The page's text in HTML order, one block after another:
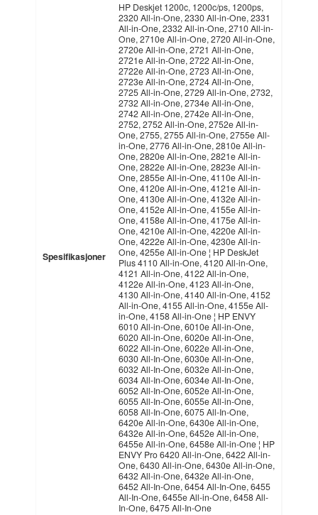
Spesifikasjoner
HP Deskjet 1200c, 1200c/ps, 1200ps,
2320 All-in-One, 2330 All-in-One, 2331
All-in-One, 2332 All-in-One, 2710 All-in-
One, 2710e All-in-One, 2720 All-in-One,
2720e All-in-One, 2721 All-in-One,
2721e All-in-One, 2722 All-in-One,
2722e All-in-One, 2723 All-in-One,
2723e All-in-One, 2724 All-in-One,
2725 All-in-One, 2729 All-in-One, 2732,
2732 All-in-One, 2734e All-in-One,
2742 All-in-One, 2742e All-in-One,
2752, 2752 All-in-One, 2752e All-in-
One, 2755, 2755 All-in-One, 2755e All-
in-One, 2776 All-in-One, 2810e All-in-
One, 2820e All-in-One, 2821e All-in-
One, 2822e All-in-One, 2823e All-in-
One, 2855e All-in-One, 4110e All-in-
One, 4120e All-in-One, 4121e All-in-
One, 4130e All-in-One, 4132e All-in-
One, 4152e All-in-One, 4155e All-in-
One, 4158e All-in-One, 4175e All-in-
One, 4210e All-in-One, 4220e All-in-
One, 4222e All-in-One, 4230e All-in-
One, 4255e All-in-One ¦ HP DeskJet
Plus 4110 All-in-One, 4120 All-in-One,
4121 All-in-One, 4122 All-in-One,
4122e All-in-One, 4123 All-in-One,
4130 All-in-One, 4140 All-in-One, 4152
All-in-One, 4155 All-in-One, 4155e All-
in-One, 4158 All-in-One ¦ HP ENVY
6010 All-in-One, 6010e All-in-One,
6020 All-in-One, 6020e All-in-One,
6022 All-in-One, 6022e All-in-One,
6030 All-In-One, 6030e All-in-One,
6032 All-In-One, 6032e All-in-One,
6034 All-In-One, 6034e All-In-One,
6052 All-In-One, 6052e All-in-One,
6055 All-In-One, 6055e All-in-One,
6058 All-In-One, 6075 All-In-One,
6420e All-in-One, 6430e All-in-One,
6432e All-in-One, 6452e All-in-One,
6455e All-in-One, 6458e All-in-One ¦ HP
ENVY Pro 6420 All-in-One, 6422 All-in-
One, 6430 All-in-One, 6430e All-in-One,
6432 All-in-One, 6432e All-in-One,
6452 All-In-One, 6454 All-In-One, 6455
All-In-One, 6455e All-in-One, 6458 All-
In-One, 6475 All-In-One